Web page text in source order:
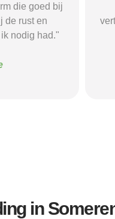
en het
de juiste hulp
in